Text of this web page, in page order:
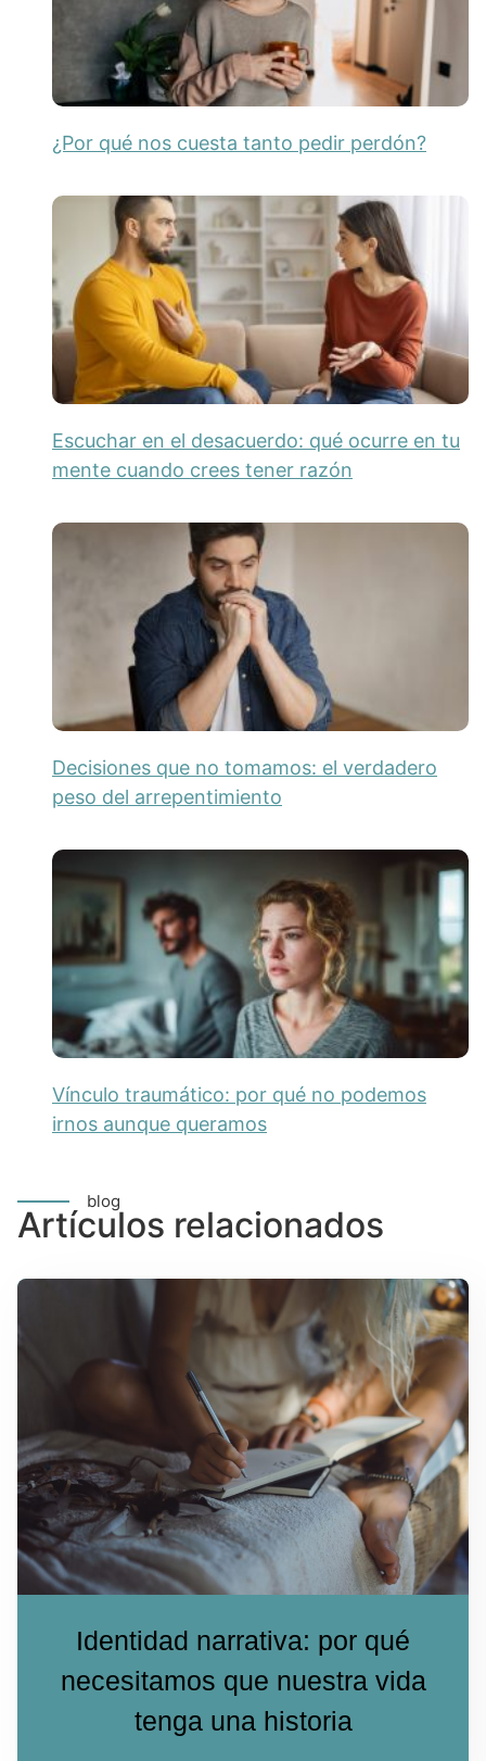
¿Por qué nos cuesta tanto pedir perdón?
Escuchar en el desacuerdo: qué ocurre en tu
mente cuando crees tener razón
Decisiones que no tomamos: el verdadero
peso del arrepentimiento
Vínculo traumático: por qué no podemos
irnos aunque queramos
blog
Artículos relacionados
Identidad narrativa: por qué
necesitamos que nuestra vida
tenga una historia